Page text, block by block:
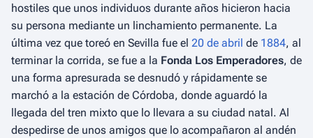
hostiles que unos individuos durante años hicieron hacia
su persona mediante un linchamiento permanente. La
última vez que toreó en Sevilla fue el 20 de abril de 1884, al
terminar la corrida, se fue a la Fonda Los Emperadores, de
una forma apresurada se desnudó y rápidamente se
marchó a la estación de Córdoba, donde aguardó la
llegada del tren mixto que lo llevara a su ciudad natal. Al
despedirse de unos amigos que lo acompañaron al andén